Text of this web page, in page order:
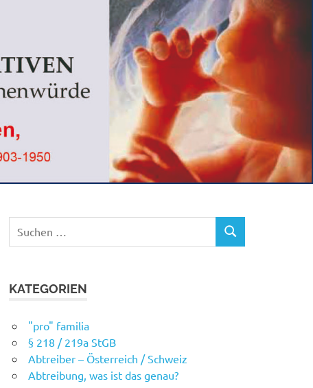
Suchen
SUCHEN
KATEGORIEN
"pro" familia
§ 218 / 219a StGB
Abtreiber – Österreich / Schweiz
Abtreibung, was ist das genau?